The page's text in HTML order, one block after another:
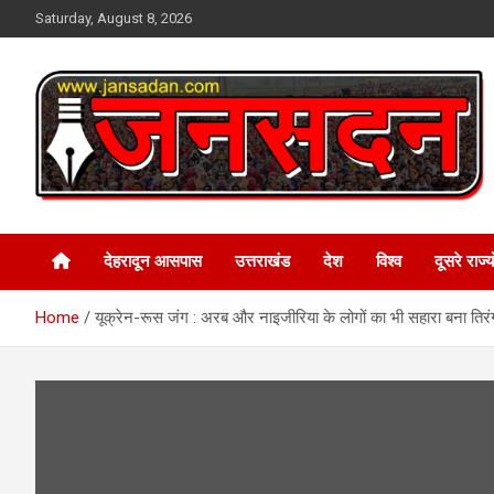
to
Saturday, August 8, 2026
Jan Sadan
देहरादून आसपास उत्तराखंड देश विश्व दूसरे
Home यूक्रेन-रूस जंग : अरब और नाइजीरिया के लोगों का भी सहारा बना